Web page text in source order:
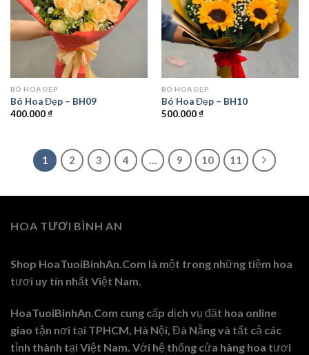
BÓ HOA ĐẸP
Bó Hoa Đẹp – BH09
400.000₫
BÓ HOA ĐẸP
Bó Hoa Đẹp – BH10
500.000₫
1 2 3 4 9 10 11
HOA TƯƠI BÌNH AN
Shop HoaTuoiBinhAn.Com là một trong những tiệm hoa
tươi uy tín nhất Việt Nam.
HoaTuoiBinhAn.Com cung cấp dịch vụ đặt hoa online
giao tận nơi tại TPHCM, Hà Nội, Đà Nẵng và tất cả các
tỉnh thành tại Việt Nam. Với hệ thống cửa hàng hoa tươi